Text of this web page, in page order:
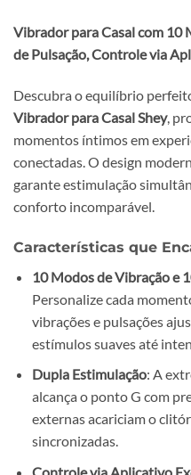
Vibrador para Casal com 10
de Pulsação, Controle via
Descubra o equilíbrio
Vibrador para Casal Shey,
momentos íntimos em
conectadas. O design
garante estimulação
conforto incomparável.
Características que
10 Modos de Vibração e
Personalize cada
vibrações e pulsações
estímulos suaves até
Dupla Estimulação: A
alcança o ponto G com
externas acariciam o
sincronizadas.